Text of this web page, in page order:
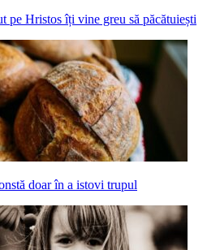
pe Hristos îți vine greu să păcătuiești
doar în a istovi trupul